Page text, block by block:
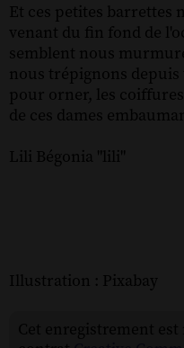
Et ces petites barrettes
venant du fin fond de
semblent nous
nous trépignons depuis
pour orner, les
de ces dames
Lili Bégonia "lili"
Illustration : Pixabay